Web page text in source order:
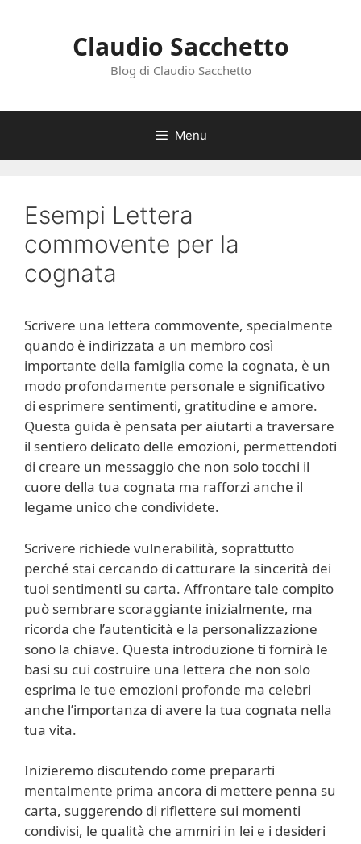
Claudio Sacchetto
Blog di Claudio Sacchetto
Menu
Esempi Lettera
commovente per la
cognata
Scrivere una lettera commovente, specialmente
quando è indirizzata a un membro così
importante della famiglia come la cognata, è un
modo profondamente personale e significativo
di esprimere sentimenti, gratitudine e amore.
Questa guida è pensata per aiutarti a traversare
il sentiero delicato delle emozioni, permettendoti
di creare un messaggio che non solo tocchi il
cuore della tua cognata ma rafforzi anche il
legame unico che condividete.
Scrivere richiede vulnerabilità, soprattutto
perché stai cercando di catturare la sincerità dei
tuoi sentimenti su carta. Affrontare tale compito
può sembrare scoraggiante inizialmente, ma
ricorda che l’autenticità e la personalizzazione
sono la chiave. Questa introduzione ti fornirà le
basi su cui costruire una lettera che non solo
esprima le tue emozioni profonde ma celebri
anche l’importanza di avere la tua cognata nella
tua vita.
Inizieremo discutendo come prepararti
mentalmente prima ancora di mettere penna su
carta, suggerendo di riflettere sui momenti
condivisi, le qualità che ammiri in lei e i desideri